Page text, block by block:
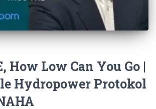
How Low Can You Go |
Hydropower Protokol